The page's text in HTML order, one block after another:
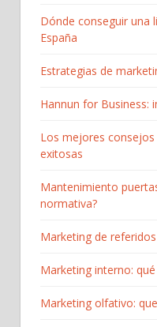
Dónde conseguir una
España
Estrategias de
Hannun for Business:
Los mejores
exitosas
Mantenimiento
normativa?
Marketing de
Marketing interno:
Marketing olfativo: